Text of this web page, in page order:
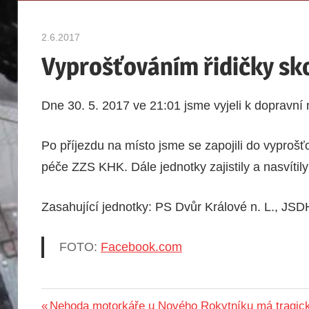
2.6.2017
Vyprošťováním řidičky
Dne 30. 5. 2017 ve 21:01 jsme vyjeli k
Po příjezdu na místo jsme se zapojili do
péče ZZS KHK. Dále jednotky zajistily a
Zasahující jednotky: PS Dvůr Králové n. L.,
FOTO: Facebook.com
VYBRANÉ
Předchozí
Nehoda motorkáře u Nového Rokytníku má